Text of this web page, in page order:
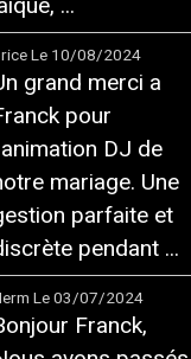
...
Le 10/08/2024
grand merci a
pour
DJ de
mariage. Une
parfaite et
pendant ...
Le 03/07/2024
Franck,